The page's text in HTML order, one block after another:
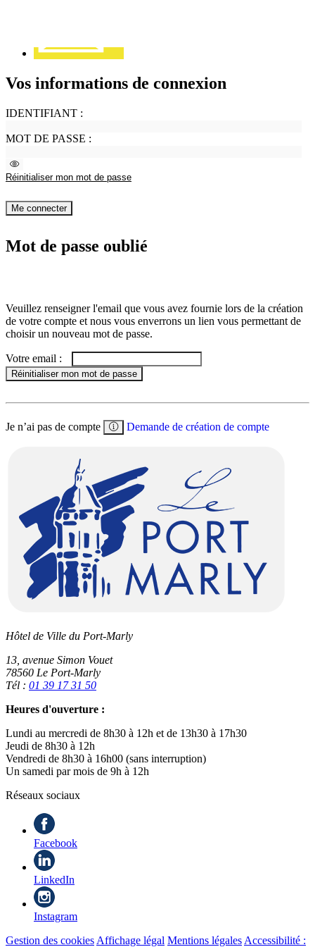
Vos informations de connexion
IDENTIFIANT :
MOT DE PASSE :
Voir
le
mot
passe
Réinitialiser mon mot de passe
Me connecter
Mot de passe oublié
Veuillez renseigner l'email que vous avez fournie lors de la création
de votre compte et nous vous enverrons un lien vous permettant de
choisir un nouveau mot de passe.
Votre email :
Réinitialiser mon mot de passe
Je n’ai pas de compte Demande de création de compte
Hôtel de Ville du Port-Marly
13, avenue Simon Vouet
78560 Le Port-Marly
Tél : 01 39 17 31 50
Heures d'ouverture :
Lundi au mercredi de 8h30 à 12h et de 13h30 à 17h30
Jeudi de 8h30 à 12h
Vendredi de 8h30 à 16h00 (sans interruption)
Un samedi par mois de 9h à 12h
Réseaux sociaux
Facebook
LinkedIn
Instagram
Gestion des cookies Affichage légal Mentions légales Accessibilité :